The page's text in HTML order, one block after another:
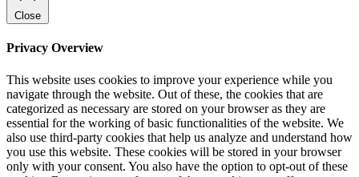
Close
Privacy Overview
This website uses cookies to improve your experience while you
navigate through the website. Out of these, the cookies that are
categorized as necessary are stored on your browser as they are
essential for the working of basic functionalities of the website. We
also use third-party cookies that help us analyze and understand how
you use this website. These cookies will be stored in your browser
only with your consent. You also have the option to opt-out of these